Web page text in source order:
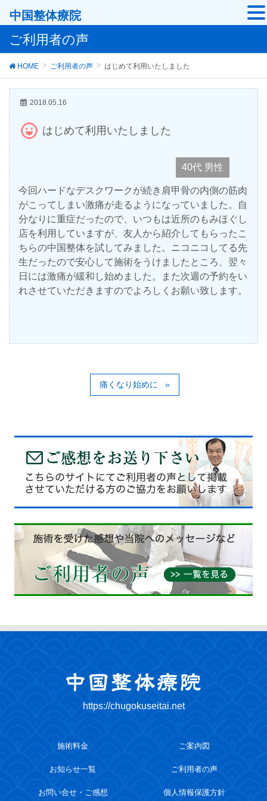
ご利用者の声
HOME ご利用者の声 はじめて利用いたしました
2018.05.16
はじめて利用いたしました
40代 男性
今回ハードなデスクワークが続き肩甲骨の内側の筋肉
がこってしまい激痛が走るようになっていました。自
分なりに重症だったので、いつもは近所のもみほぐし
店を利用していますが、友人から紹介してもらったこ
ちらの中国整体を試してみました。ニコニコしてる先
生だったので安心して施術をうけましたところ、翌々
日には激痛が緩和し始めました。また次週の予約をい
れさせていただきますのでよろしくお願い致します。
痛くなり始めに
https://chugokuseitai.net
施術料金 ご案内図
お知らせ一覧 ご利用者の声
お問い合せ・ご感想 個人情報保護方針
中国整体療院